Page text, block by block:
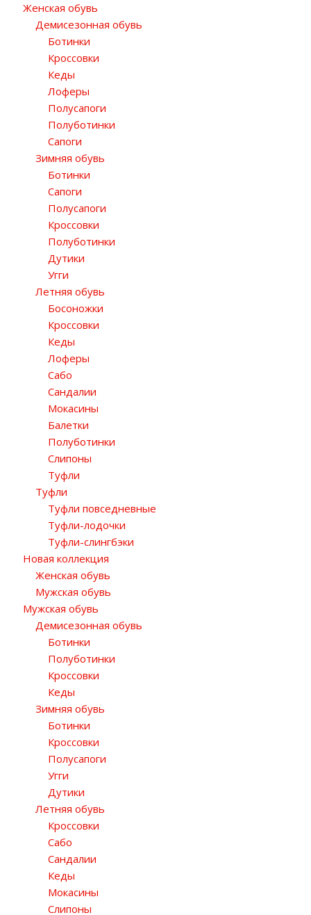
Женская обувь
Демисезонная обувь
Ботинки
Кроссовки
Кеды
Лоферы
Полусапоги
Полуботинки
Сапоги
Зимняя обувь
Ботинки
Сапоги
Полусапоги
Кроссовки
Полуботинки
Дутики
Угги
Летняя обувь
Босоножки
Кроссовки
Кеды
Лоферы
Сабо
Сандалии
Мокасины
Балетки
Полуботинки
Слипоны
Туфли
Туфли
Туфли повседневные
Туфли-лодочки
Туфли-слингбэки
Новая коллекция
Женская обувь
Мужская обувь
Мужская обувь
Демисезонная обувь
Ботинки
Полуботинки
Кроссовки
Кеды
Зимняя обувь
Ботинки
Кроссовки
Полусапоги
Угги
Дутики
Летняя обувь
Кроссовки
Сабо
Сандалии
Кеды
Мокасины
Слипоны